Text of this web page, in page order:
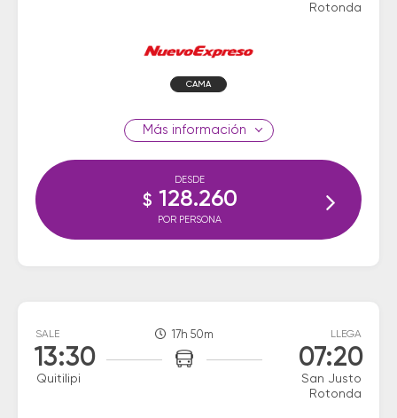
Rotonda
CAMA
información
DESDE
$ 128.260
POR PERSONA
SALE
13:30
Quitilipi
17h 50m LLEGA
07:20
San Justo
Rotonda